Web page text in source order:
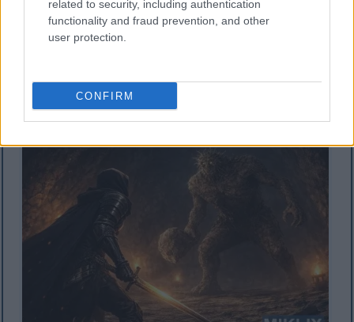
related to security, including authentication
functionality and fraud prevention, and other
user protection.
CONFIRM
Imej fantasi separa realistik seorang pahlawan
berperisai berhud memegang pedang bercahaya
Klik atau ketik imej untuk maklumat lanjut dan
resolusi yang lebih tinggi.